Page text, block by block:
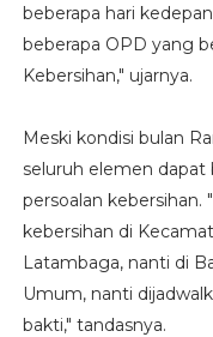
beberapa hari
beberapa OPD yang
Kebersihan," ujarnya.
Meski kondisi bulan
seluruh elemen
persoalan kebersihan.
kebersihan di
Latambaga, nanti di
Umum, nanti
bakti," tandasnya.